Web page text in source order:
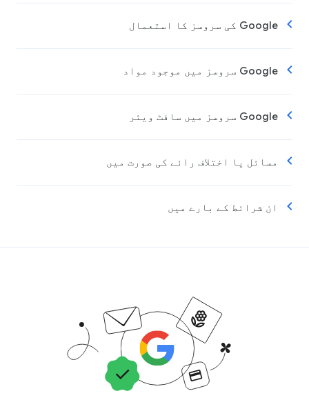
Google کی سروسز کا استعمال
Google سروسز میں موجود مواد
Google سروسز میں سافٹ ویئر
مسائل یا اختلاف رائے کی صورت میں
ان شرائط کے بارے میں